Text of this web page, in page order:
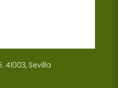
41003, Sevilla